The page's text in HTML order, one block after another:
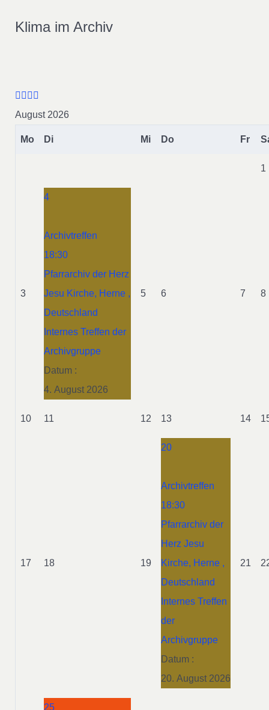
Klima im Archiv
August 2026
Mo Di Mi Do Fr
1
3
4
Archivtreffen
18:30
Pfarrarchiv der Herz
Jesu Kirche, Herne ,
Deutschland
Internes Treffen der
Archivgruppe
Datum :
4. August 2026
5 6 7 8
10 11 12 13 14
17 18 19
20
Archivtreffen
18:30
Pfarrarchiv der
Herz Jesu
Kirche, Herne ,
Deutschland
Internes Treffen
der
Archivgruppe
Datum :
20. August 2026
21
25